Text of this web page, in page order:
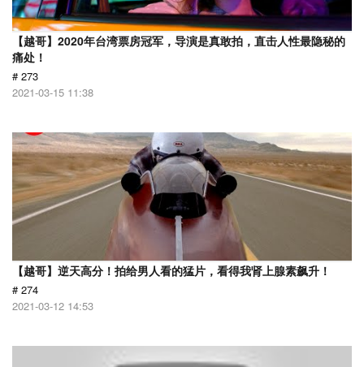
【越哥】2020年台湾票房冠军，导演是真敢拍，直击人性最隐秘的
痛处！
# 273
2021-03-15 11:38
【越哥】逆天高分！拍给男人看的猛片，看得我肾上腺素飙升！
# 274
2021-03-12 14:53